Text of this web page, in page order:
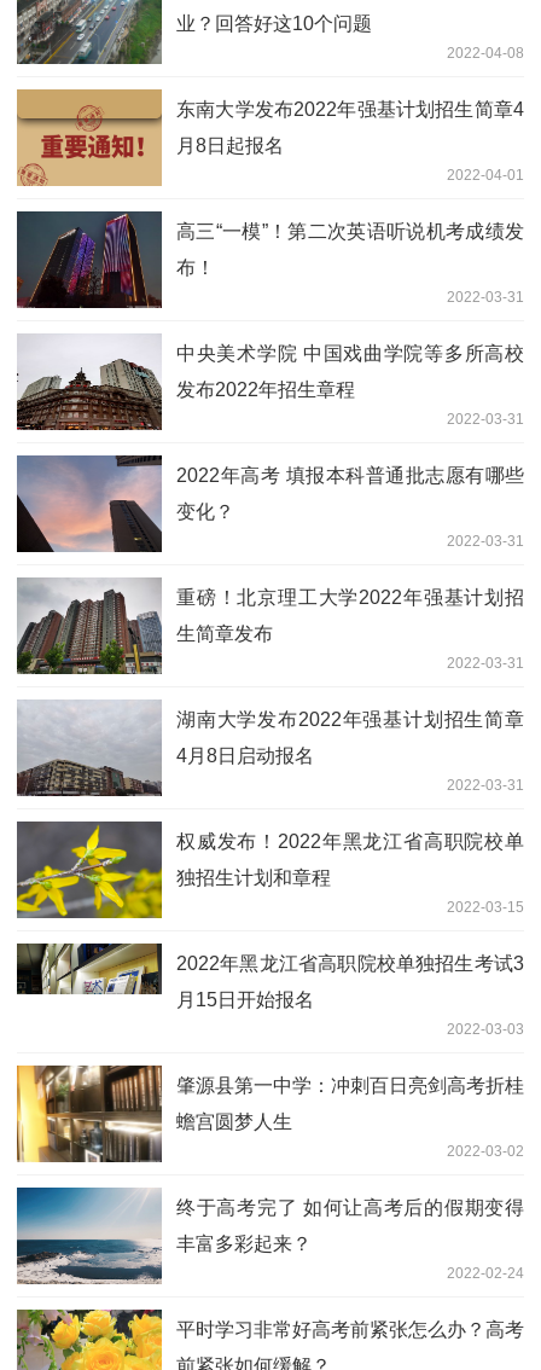
业？回答好这10个问题
2022-04-08
东南大学发布2022年强基计划招生简章4
月8日起报名
2022-04-01
高三“一模”！第二次英语听说机考成绩发
布！
2022-03-31
中央美术学院 中国戏曲学院等多所高校
发布2022年招生章程
2022-03-31
2022年高考 填报本科普通批志愿有哪些
变化？
2022-03-31
重磅！北京理工大学2022年强基计划招
生简章发布
2022-03-31
湖南大学发布2022年强基计划招生简章
4月8日启动报名
2022-03-31
权威发布！2022年黑龙江省高职院校单
独招生计划和章程
2022-03-15
2022年黑龙江省高职院校单独招生考试3
月15日开始报名
2022-03-03
肇源县第一中学：冲刺百日亮剑高考折桂
蟾宫圆梦人生
2022-03-02
终于高考完了 如何让高考后的假期变得
丰富多彩起来？
2022-02-24
平时学习非常好高考前紧张怎么办？高考
前紧张如何缓解？